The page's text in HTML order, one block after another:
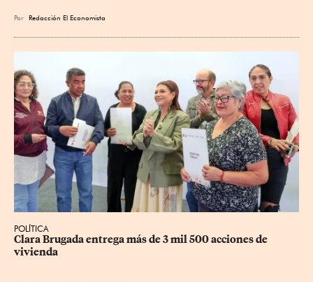
Por Redacción El Economista
POLÍTICA
Clara Brugada entrega más de 3 mil 500 acciones de
vivienda